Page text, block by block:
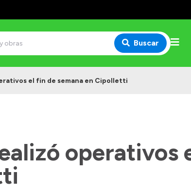
Buscar
el fin de semana en Cipolletti
operativos